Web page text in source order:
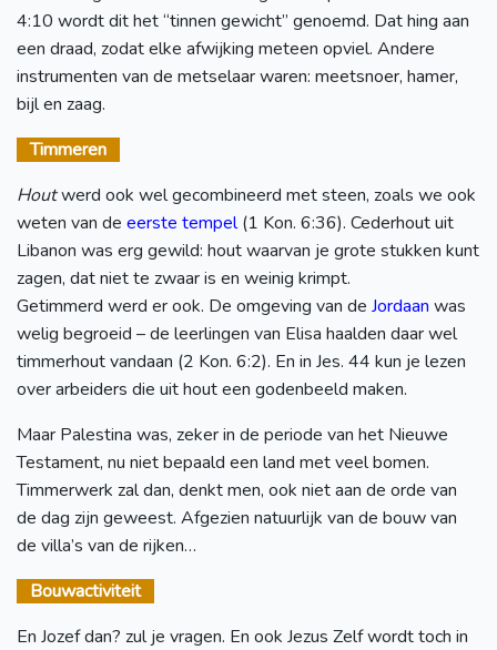
4:10 wordt dit het “tinnen gewicht” genoemd. Dat hing aan
een draad, zodat elke afwijking meteen opviel. Andere
instrumenten van de metselaar waren: meetsnoer, hamer,
bijl en zaag.
Timmeren
Houtwerd ook wel gecombineerd met steen, zoals we ook
weten van de eerste tempel(1 Kon. 6:36). Cederhout uit
Libanon was erg gewild: hout waarvan je grote stukken kunt
zagen, dat niet te zwaar is en weinig krimpt.
Getimmerd werd er ook. De omgeving van de Jordaan was
welig begroeid – de leerlingen van Elisa haalden daar wel
timmerhout vandaan (2 Kon. 6:2). En in Jes. 44 kun je lezen
over arbeiders die uit hout een godenbeeld maken.
Maar Palestina was, zeker in de periode van het Nieuwe
Testament, nu niet bepaald een land met veel bomen.
Timmerwerk zal dan, denkt men, ook niet aan de orde van
de dag zijn geweest. Afgezien natuurlijk van de bouw van
de villa’s van de rijken…
Bouwactiviteit
En Jozef dan? zul je vragen. En ook Jezus Zelf wordt toch in